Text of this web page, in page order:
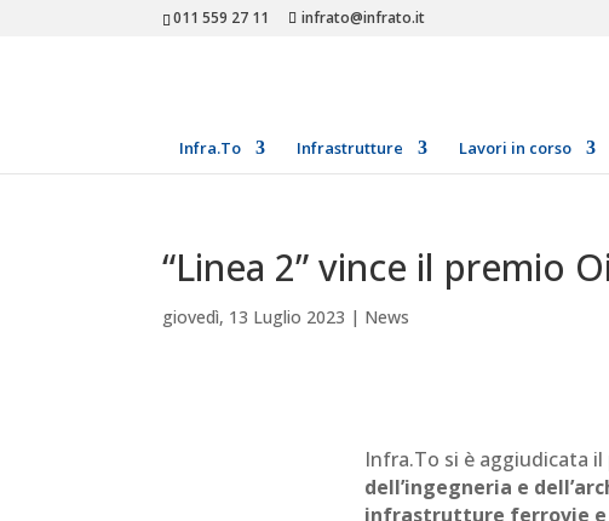
011 559 27 11 infrato@infrato.it
Infra.To Infrastrutture Lavori in corso
“Linea 2” vince il premio
giovedì, 13 Luglio 2023 | News
Infra.To si è aggiudicata il
dell’ingegneria e
infrastrutture ferrovie